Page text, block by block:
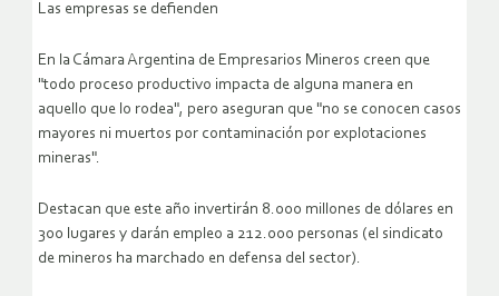
Las empresas se defienden
En la Cámara Argentina de Empresarios Mineros creen que
"todo proceso productivo impacta de alguna manera en
aquello que lo rodea", pero aseguran que "no se conocen casos
mayores ni muertos por contaminación por explotaciones
mineras".
Destacan que este año invertirán 8.000 millones de dólares en
300 lugares y darán empleo a 212.000 personas (el sindicato
de mineros ha marchado en defensa del sector).